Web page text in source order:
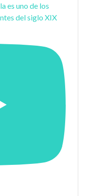
es uno de los
del siglo XIX